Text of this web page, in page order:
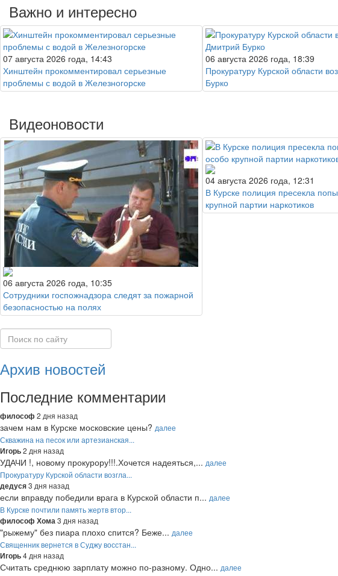
Важно и интересно
07 августа 2026 года, 14:43
Хинштейн прокомментировал серьезные
проблемы с водой в Железногорске
06 августа 2026 года, 18:39
Прокуратуру Курской области
Бурко
Видеоновости
06 августа 2026 года, 10:35
Сотрудники госпожнадзора следят за пожарной
безопасностью на полях
04 августа 2026 года, 12:31
В Курске полиция пресекла
крупной партии наркотиков
Архив новостей
Последние комментарии
философ 2 дня назад
зачем нам в Курске московские цены? далее
Скважина на песок или артезианская...
Игорь2 дня назад
УДАЧИ !, новому прокурору!!!.Хочется надеяться,... далее
Прокуратуру Курской области возгла...
дедуся3 дня назад
если вправду победили врага в Курской области п... далее
В Курске почтили память жертв втор...
философ Хома3 дня назад
"рыжему" без пиара плохо спится? Беже... далее
Священник вернется в Суджу восстан...
Игорь4 дня назад
Считать среднюю зарплату можно по-разному. Одно... далее